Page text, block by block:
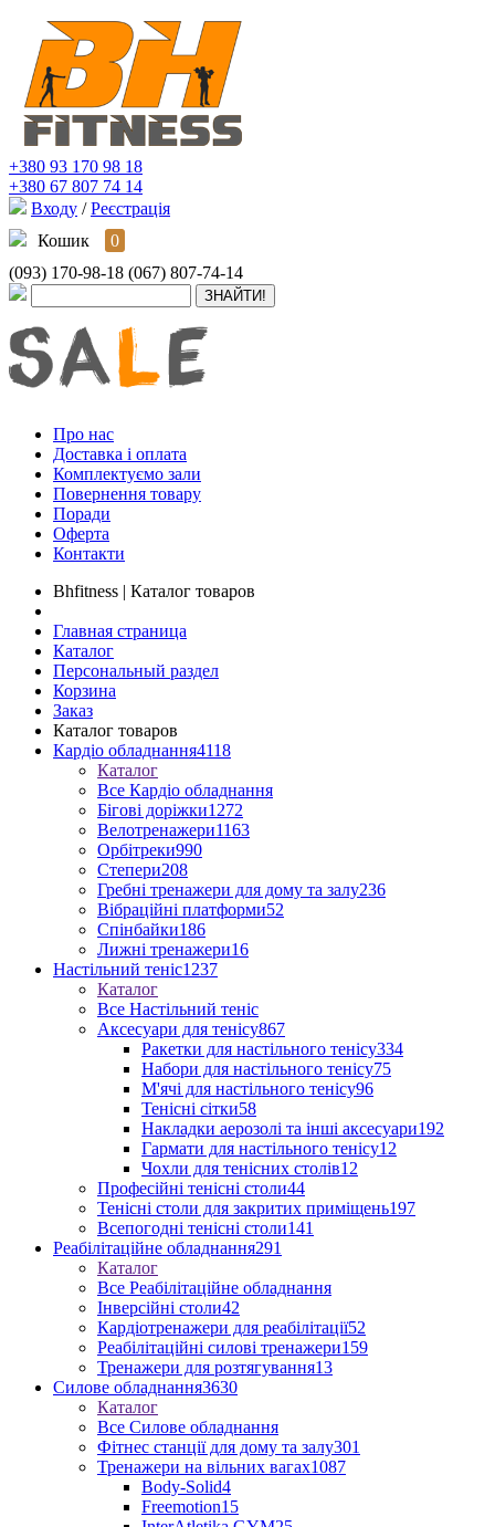
+380 93 170 98 18
+380 67 807 74 14
Входу / Реєстрація
Кошик
0
(093) 170-98-18 (067) 807-74-14
Про нас
Доставка і оплата
Комплектуємо зали
Повернення товару
Поради
Оферта
Контакти
Bhfitness | Каталог товаров
Главная страница
Каталог
Персональный раздел
Корзина
Заказ
Каталог товаров
Кардіо обладнання4118
Каталог
Все Кардіо обладнання
Бігові доріжки1272
Велотренажери1163
Орбітреки990
Степери208
Гребні тренажери для дому та залу236
Вібраційні платформи52
Спінбайки186
Лижні тренажери16
Настільний теніс1237
Каталог
Все Настільний теніс
Аксесуари для тенісу867
Ракетки для настільного тенісу334
Набори для настільного тенісу75
М'ячі для настільного тенісу96
Тенісні сітки58
Накладки аерозолі та інші аксесуари192
Гармати для настільного тенісу12
Чохли для тенісних столів12
Професійні тенісні столи44
Тенісні столи для закритих приміщень197
Всепогодні тенісні столи141
Реабілітаційне обладнання291
Каталог
Все Реабілітаційне обладнання
Інверсійні столи42
Кардіотренажери для реабілітації52
Реабілітаційні силові тренажери159
Тренажери для розтягування13
Силове обладнання3630
Каталог
Все Силове обладнання
Фітнес станції для дому та залу301
Тренажери на вільних вагах1087
Body-Solid4
Freemotion15